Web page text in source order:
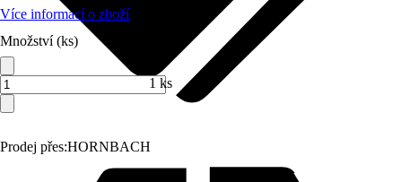
Prodej přes:HORNBACH
Více informací o zboží
Množství (ks)
1 ks